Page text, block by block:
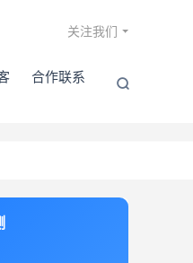
合作联系 
关注我们